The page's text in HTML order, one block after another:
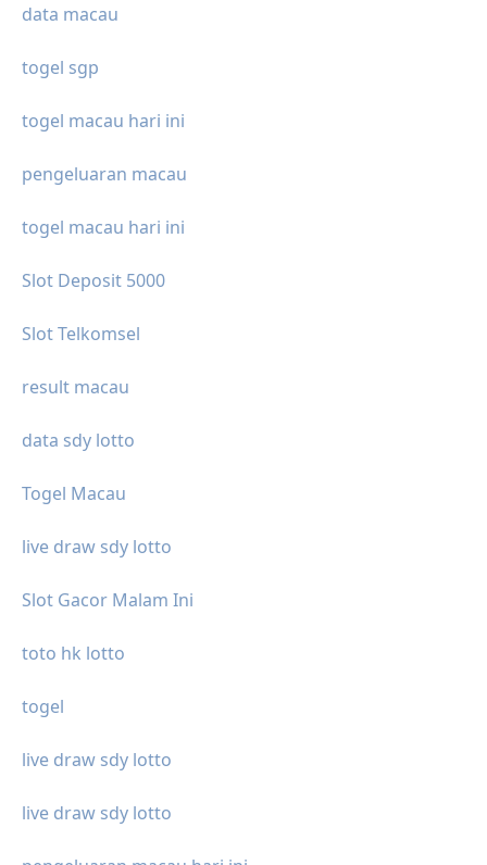
data macau
togel sgp
togel macau hari ini
pengeluaran macau
togel macau hari ini
Slot Deposit 5000
Slot Telkomsel
result macau
data sdy lotto
Togel Macau
live draw sdy lotto
Slot Gacor Malam Ini
toto hk lotto
togel
live draw sdy lotto
live draw sdy lotto